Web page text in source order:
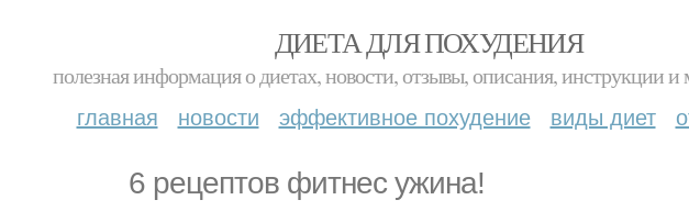
ДИЕТА ДЛЯ ПОХУДЕНИЯ
полезная информация о диетах, новости, отзывы, описания, инструкции и
главная новости эффективное похудение виды диет
6 рецептов фитнес ужина!